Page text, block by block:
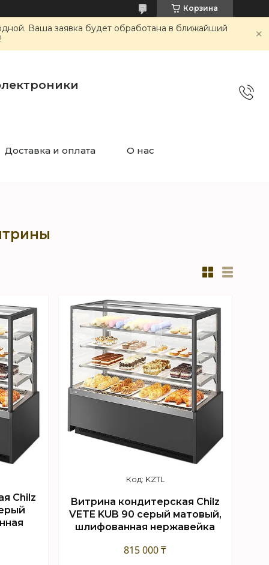
Корзина
Ваша заявка будет обработана в ближайший
Доставка и оплата О нас
Chilz
KZTL
Витрина кондитерская Chilz
VETE KUB 90 серый матовый,
шлифованная нержавейка
815 000 ₸